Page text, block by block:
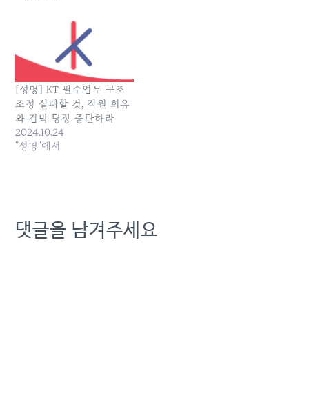
조정이 시작된 이후 확인된
사망자는 총 5명에 달한다.
우리는 이 죽음들이 결코 개
인의 불행한 선택이 아닌,
KT 김영섭 사장의 무책임한
경영과 강압적인 구조조정,
…
[성명] KT 필수업무 구조
조정 실패할 것, 직원 회유
와 겁박 당장 중단하라
2024.10.24
"성명"에서
댓글을 남겨주세요